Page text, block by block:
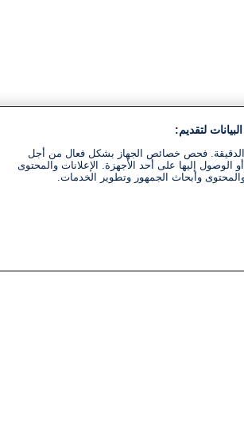
لتقديم:
الدقيقة. فحص خصائص الجهاز بشكل فعال من أجل
الوصول إليها على أحد الأجهزة. الإعلانات والمحتوى
وأبحاث الجمهور وتطوير الخدمات.